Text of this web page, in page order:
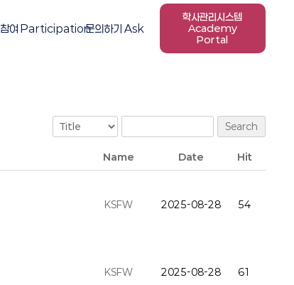
참여 Participation문의하기 Ask
학사관리시스템
Academy
Portal
Search
Name Date Hit
KSFW 2025-08-28 54
KSFW 2025-08-28 61